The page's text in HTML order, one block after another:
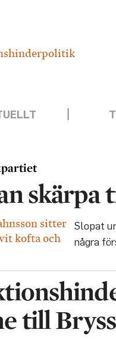
skärpa
Slopat
några
till